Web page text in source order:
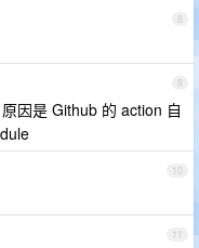
8
9
因是 Github 的 action 自
10
11